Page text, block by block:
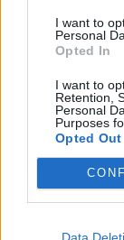
I want to
Personal
Opted In
I want to
Retention,
Personal
Purposes
Opted Out
Data
Όλες οι Θέσεις
Θέσεις Εργασίας
Κέντρο Βοήθειας
Υπηρεσίες